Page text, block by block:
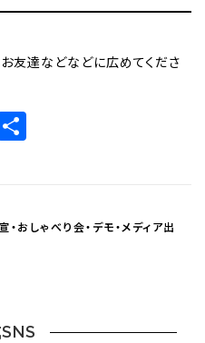
友達などなどに広めてくださ
おしゃべり会・デモ・メディア出